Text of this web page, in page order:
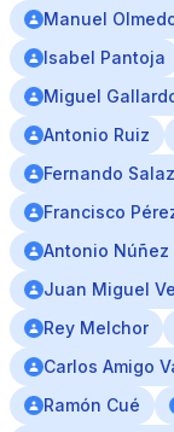
Manuel
Isabel Pantoja
Miguel
Antonio Ruiz
Fernando
Francisco
Antonio Núñez
Juan Miguel
Rey Melchor
Carlos Amigo
Ramón Cué